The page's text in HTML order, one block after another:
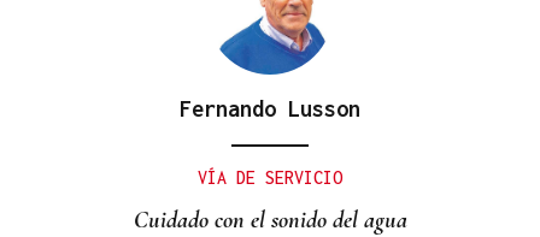
Santi Aldama, jugador de la NBA, visita Ourense
Fernando Lusson
VÍA DE SERVICIO
Cuidado con el sonido del agua